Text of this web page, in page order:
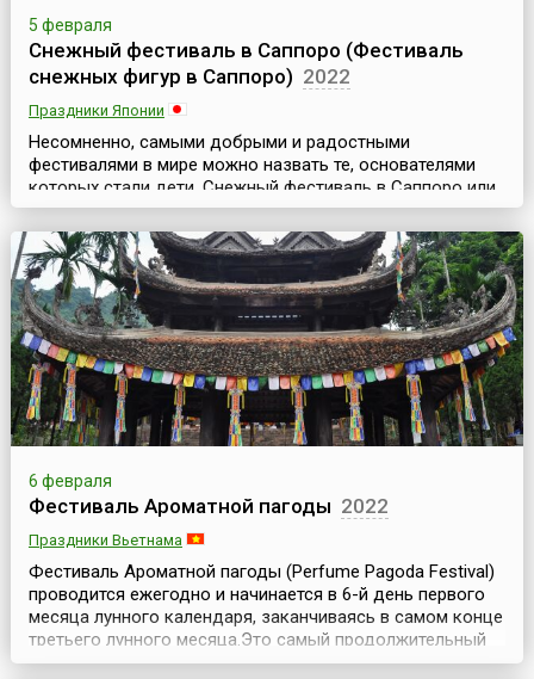
5 февраля
Снежный фестиваль в Саппоро (Фестиваль
снежных фигур в Саппоро) 2022
Праздники Японии
Несомненно, самыми добрыми и радостными
фестивалями в мире можно назвать те, основателями
которых стали дети. Снежный фестиваль в Саппоро или
Фестиваль снежных фигур в Саппоро (яп. さっぽろ雪まつ
り, англ. Sapporo Snow Festival) относится к числу именно
таких фестивалей.Поводом к проведению ежегодного
снежного фестиваля стала инициатива местных
школьников средних и старших классов, которые зимой
1950 г...
6 февраля
Фестиваль Ароматной пагоды 2022
Праздники Вьетнама
Фестиваль Ароматной пагоды (Perfume Pagoda Festival)
проводится ежегодно и начинается в 6-й день первого
месяца лунного календаря, заканчиваясь в самом конце
третьего лунного месяца.Это самый продолжительный
праздник во Вьетнаме; он продлится более двух